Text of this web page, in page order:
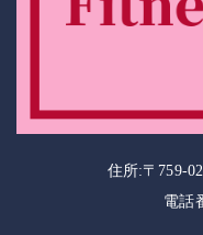
住所:〒759-
電話